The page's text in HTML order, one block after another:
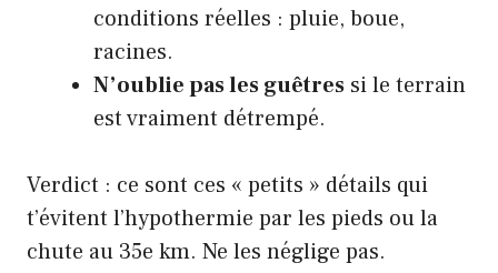
conditions réelles : pluie, boue,
racines.
N’oublie pas les guêtres si le terrain
est vraiment détrempé.
Verdict : ce sont ces « petits » détails qui
t’évitent l’hypothermie par les pieds ou la
chute au 35e km. Ne les néglige pas.